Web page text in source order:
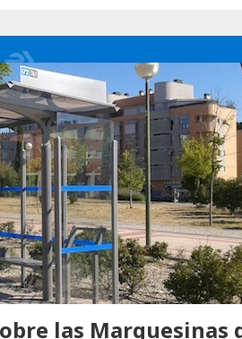
las Marquesinas